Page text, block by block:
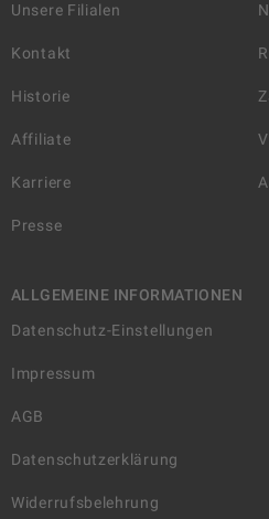
Unsere Filialen
Kontakt
Historie
Affiliate
Karriere
Presse
ALLGEMEINE INFORMATIONEN
Datenschutz-Einstellungen
Impressum
AGB
Datenschutzerklärung
Widerrufsbelehrung